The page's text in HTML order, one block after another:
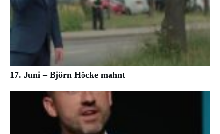
17. Juni – Björn Höcke mahnt